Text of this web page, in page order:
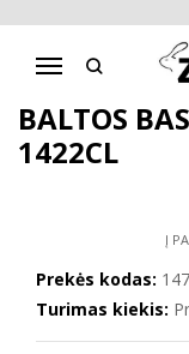
Navigacija
Pagrindinis Batai
Baltos basutės 28-33 d.
BALTOS
1422CL
Į
Prekės kodas:
Turimas kiekis: